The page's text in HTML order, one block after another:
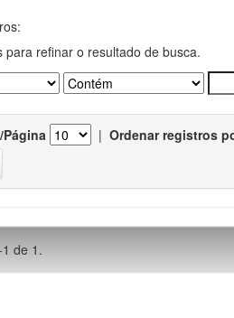
para refinar o resultado de busca.
| Ordenar registros
de 1.